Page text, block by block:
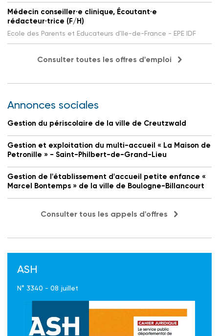
Médecin conseiller·e clinique, Écoutant·e
rédacteur·trice (F/H)
Ecole des Parents et Educateurs d'Ile-de-France - EPE IDF
Consulter toutes les offres d'emploi
Annonces sociales
Gestion du périscolaire de la ville de Creutzwald
Gestion et exploitation du multi-accueil « La Maison de
Petronille » - Saint-Philbert-de-Grand-Lieu
Gestion de l'établissement d'accueil petite enfance «
Marcel Bontemps » de la ville de Boulogne-Billancourt
Consulter tous les appels d'offres
ASH
N° 3340 - 08 juillet